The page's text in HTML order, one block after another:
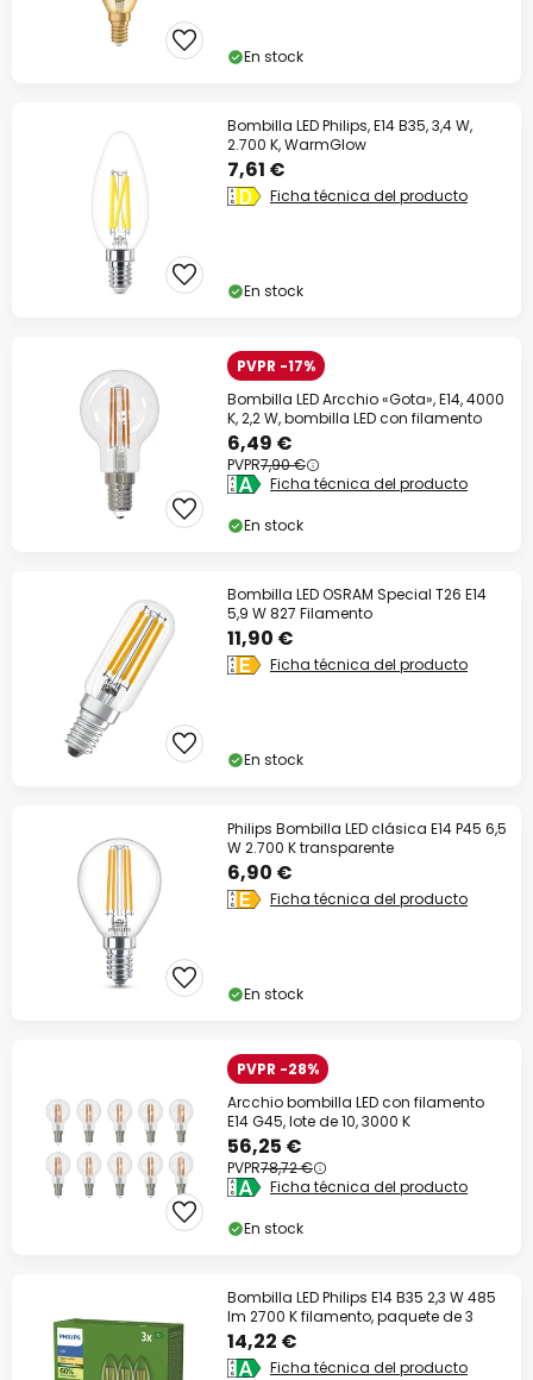
En stock
Bombilla LED Philips, E14 B35, 3,4 W,
2.700 K, WarmGlow
7,61 €
Ficha técnica del producto
En stock
PVPR -17%
Bombilla LED Arcchio «Gota», E14, 4000
K, 2,2 W, bombilla LED con filamento
6,49 €
PVPR7,90 €
Ficha técnica del producto
En stock
Bombilla LED OSRAM Special T26 E14
5,9 W 827 Filamento
11,90 €
Ficha técnica del producto
En stock
Philips Bombilla LED clásica E14 P45 6,5
W 2.700 K transparente
6,90 €
Ficha técnica del producto
En stock
PVPR -28%
Arcchio bombilla LED con filamento
E14 G45, lote de 10, 3000 K
56,25 €
PVPR78,72 €
Ficha técnica del producto
En stock
Bombilla LED Philips E14 B35 2,3 W 485
lm 2700 K filamento, paquete de 3
14,22 €
Ficha técnica del producto